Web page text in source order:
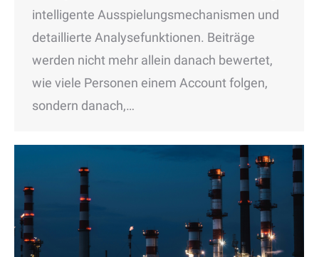
intelligente Ausspielungsmechanismen und
detaillierte Analysefunktionen. Beiträge
werden nicht mehr allein danach bewertet,
wie viele Personen einem Account folgen,
sondern danach,…